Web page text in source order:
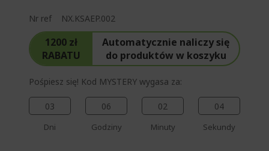
Nr ref NX.KSAEP.002
1200 zł
RABATU
Automatycznie naliczy się
do produktów w koszyku
Pośpiesz się! Kod MYSTERY wygasa za:
03
Dni
06
Godziny
02
Minuty
03
Sekundy